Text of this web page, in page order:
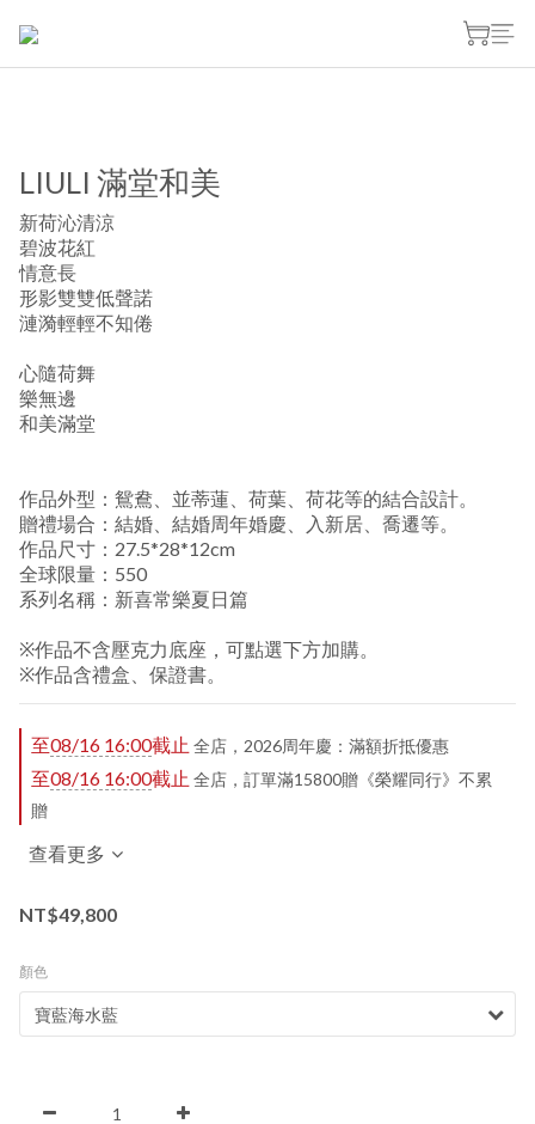
LIULI 滿堂和美
新荷沁清涼
碧波花紅
情意長
形影雙雙低聲諾
漣漪輕輕不知倦
心隨荷舞
樂無邊
和美滿堂
作品外型：鴛鴦、並蒂蓮、荷葉、荷花等的結合設計。
贈禮場合：結婚、結婚周年婚慶、入新居、喬遷等。
作品尺寸：27.5*28*12cm
全球限量：550
系列名稱：新喜常樂夏日篇
※作品不含壓克力底座，可點選下方加購。
※作品含禮盒、保證書。
至08/16 16:00截止 全店，2026周年慶：滿額折抵優惠
至08/16 16:00截止 全店，訂單滿15800贈《榮耀同行》不累
贈
查看更多
NT$49,800
顏色